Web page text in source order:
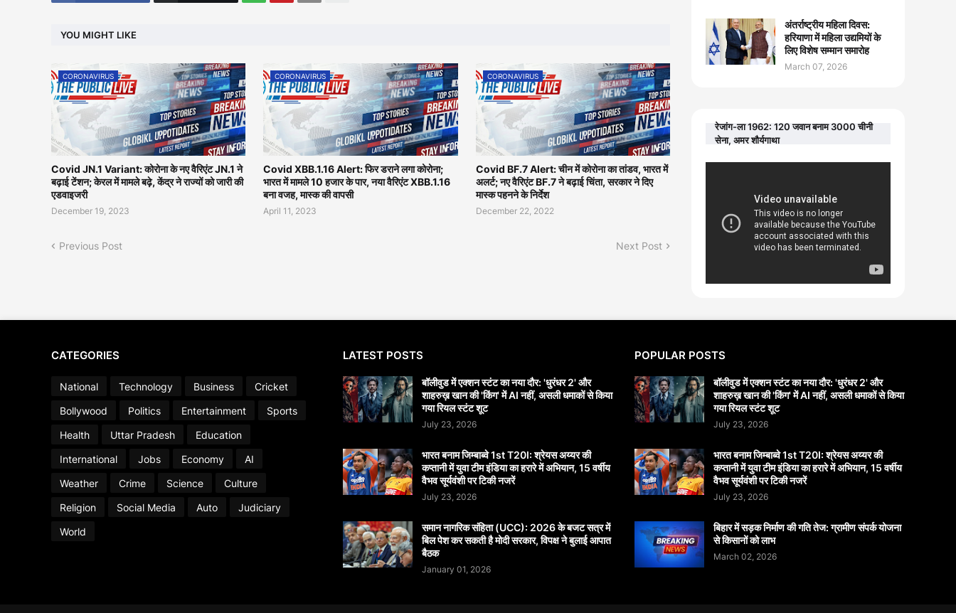
YOU MIGHT LIKE
CORONAVIRUS
Covid JN.1 Variant: कोरोना के नए वैरिएंट JN.1 ने
बढ़ाई टेंशन; केरल में मामले बढ़े, केंद्र ने राज्यों को जारी की
एडवाइजरी
December 19, 2023
CORONAVIRUS
Covid XBB.1.16 Alert: फिर डराने लगा कोरोना;
भारत में मामले 10 हजार के पार, नया वैरिएंट XBB.1.16
बना वजह, मास्क की वापसी
April 11, 2023
CORONAVIRUS
Covid BF.7 Alert: चीन में कोरोना का तांडव, भारत में
अलर्ट; नए वैरिएंट BF.7 ने बढ़ाई चिंता, सरकार ने दिए
मास्क पहनने के निर्देश
December 22, 2022
Previous Post Next Post
अंतर्राष्ट्रीय महिला दिवस:
हरियाणा में महिला उद्यमियों के
लिए विशेष सम्मान समारोह
March 07, 2026
रेजांग-ला 1962: 120 जवान बनाम 3000 चीनी
सेना, अमर शौर्यगाथा
CATEGORIES
National Technology Business
Cricket
Bollywood
Politics Entertainment
Sports
Health
Uttar Pradesh
Education
International
Jobs Economy
AI
Weather
Crime Science
Culture
Religion
Social Media Auto
Judiciary
World
LATEST POSTS
बॉलीवुड में एक्शन स्टंट का नया दौर: 'धुरंधर 2' और
शाहरुख़ खान की 'किंग' में AI नहीं, असली धमाकों से किया
गया रियल स्टंट शूट
July 23, 2026
भारत बनाम जिम्बाब्वे 1st T20I: श्रेयस अय्यर की
कप्तानी में युवा टीम इंडिया का हरारे में अभियान, 15 वर्षीय
वैभव सूर्यवंशी पर टिकी नजरें
July 23, 2026
समान नागरिक संहिता (UCC): 2026 के बजट सत्र में
बिल पेश कर सकती है मोदी सरकार, विपक्ष ने बुलाई आपात
बैठक
January 01, 2026
POPULAR POSTS
बॉलीवुड में एक्शन स्टंट का नया दौर: 'धुरंधर 2' और
शाहरुख़ खान की 'किंग' में AI नहीं, असली धमाकों से किया
गया रियल स्टंट शूट
July 23, 2026
भारत बनाम जिम्बाब्वे 1st T20I: श्रेयस अय्यर की
कप्तानी में युवा टीम इंडिया का हरारे में अभियान, 15 वर्षीय
वैभव सूर्यवंशी पर टिकी नजरें
July 23, 2026
बिहार में सड़क निर्माण की गति तेज: ग्रामीण संपर्क योजना
से किसानों को लाभ
March 02, 2026